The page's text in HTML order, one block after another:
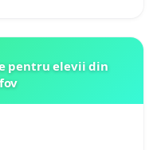
pentru elevii din